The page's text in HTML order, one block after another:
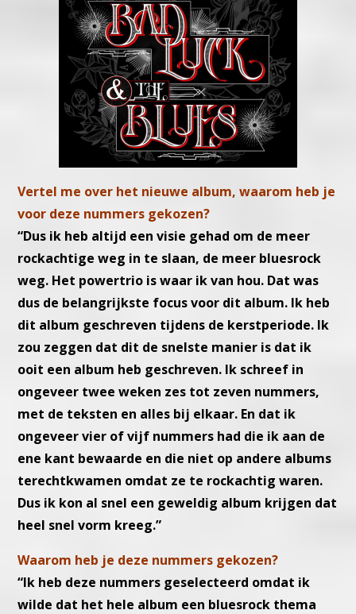
Vertel me over het nieuwe album, waarom heb je
voor deze nummers gekozen?
“Dus ik heb altijd een visie gehad om de meer
rockachtige weg in te slaan, de meer bluesrock
weg. Het powertrio is waar ik van hou. Dat was
dus de belangrijkste focus voor dit album. Ik heb
dit album geschreven tijdens de kerstperiode. Ik
zou zeggen dat dit de snelste manier is dat ik
ooit een album heb geschreven. Ik schreef in
ongeveer twee weken zes tot zeven nummers,
met de teksten en alles bij elkaar. En dat ik
ongeveer vier of vijf nummers had die ik aan de
ene kant bewaarde en die niet op andere albums
terechtkwamen omdat ze te rockachtig waren.
Dus ik kon al snel een geweldig album krijgen dat
heel snel vorm kreeg.”
Waarom heb je deze nummers gekozen?
“Ik heb deze nummers geselecteerd omdat ik
wilde dat het hele album een ​​bluesrock thema